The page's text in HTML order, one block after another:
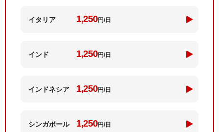
イタリア 1,250円/日
インド 1,250円/日
インドネシア 1,250円/日
シンガポール 1,250円/日